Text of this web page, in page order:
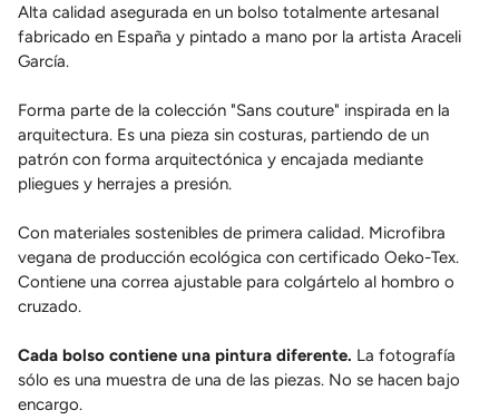
Alta calidad asegurada en un bolso totalmente artesanal
fabricado en España y pintado a mano por la artista Araceli
García.
Forma parte de la colección "Sans couture" inspirada en la
arquitectura. Es una pieza sin costuras, partiendo de un
patrón con forma arquitectónica y encajada mediante
pliegues y herrajes a presión.
Con materiales sostenibles de primera calidad. Microfibra
vegana de producción ecológica con certificado Oeko-Tex.
Contiene una correa ajustable para colgártelo al hombro o
cruzado.
Cada bolso contiene una pintura diferente. La fotografía
sólo es una muestra de una de las piezas. No se hacen bajo
encargo.